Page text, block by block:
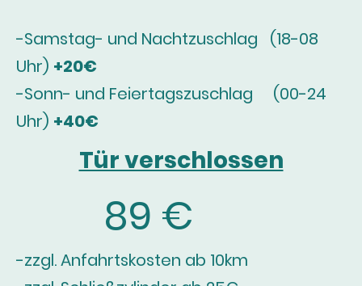
-Samstag- und Nachtzuschlag (18-08
Uhr) +20€
-Sonn- und Feiertagszuschlag (00-24
Uhr) +40€
Tür verschlossen
89 €
-zzgl. Anfahrtskosten ab 10km